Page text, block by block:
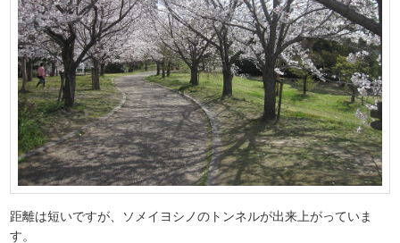
距離は短いですが、ソメイヨシノのトンネルが出来上がっていま
す。